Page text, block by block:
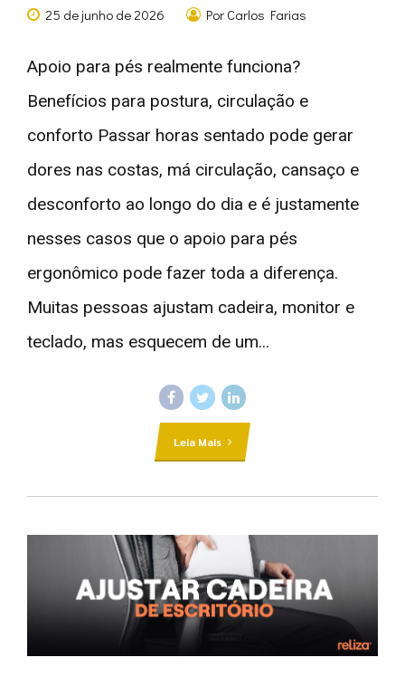
25 de junho de 2026 Por Carlos Farias
Apoio para pés realmente funciona?
Benefícios para postura, circulação e
conforto Passar horas sentado pode gerar
dores nas costas, má circulação, cansaço e
desconforto ao longo do dia e é justamente
nesses casos que o apoio para pés
ergonômico pode fazer toda a diferença.
Muitas pessoas ajustam cadeira, monitor e
teclado, mas esquecem de um...
Leia Mais